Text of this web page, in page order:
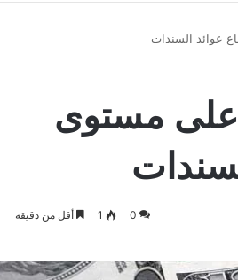
عوائد السندات
أعلى مستوى
0
1 أقل من دقيقة